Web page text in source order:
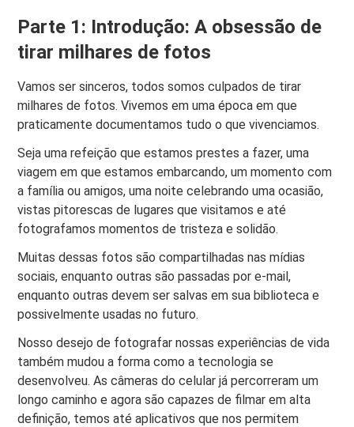
Parte 1: Introdução: A obsessão de
tirar milhares de fotos
Vamos ser sinceros, todos somos culpados de tirar
milhares de fotos. Vivemos em uma época em que
praticamente documentamos tudo o que vivenciamos.
Seja uma refeição que estamos prestes a fazer, uma
viagem em que estamos embarcando, um momento com
a família ou amigos, uma noite celebrando uma ocasião,
vistas pitorescas de lugares que visitamos e até
fotografamos momentos de tristeza e solidão.
Muitas dessas fotos são compartilhadas nas mídias
sociais, enquanto outras são passadas por e-mail,
enquanto outras devem ser salvas em sua biblioteca e
possivelmente usadas no futuro.
Nosso desejo de fotografar nossas experiências de vida
também mudou a forma como a tecnologia se
desenvolveu. As câmeras do celular já percorreram um
longo caminho e agora são capazes de filmar em alta
definição, temos até aplicativos que nos permitem